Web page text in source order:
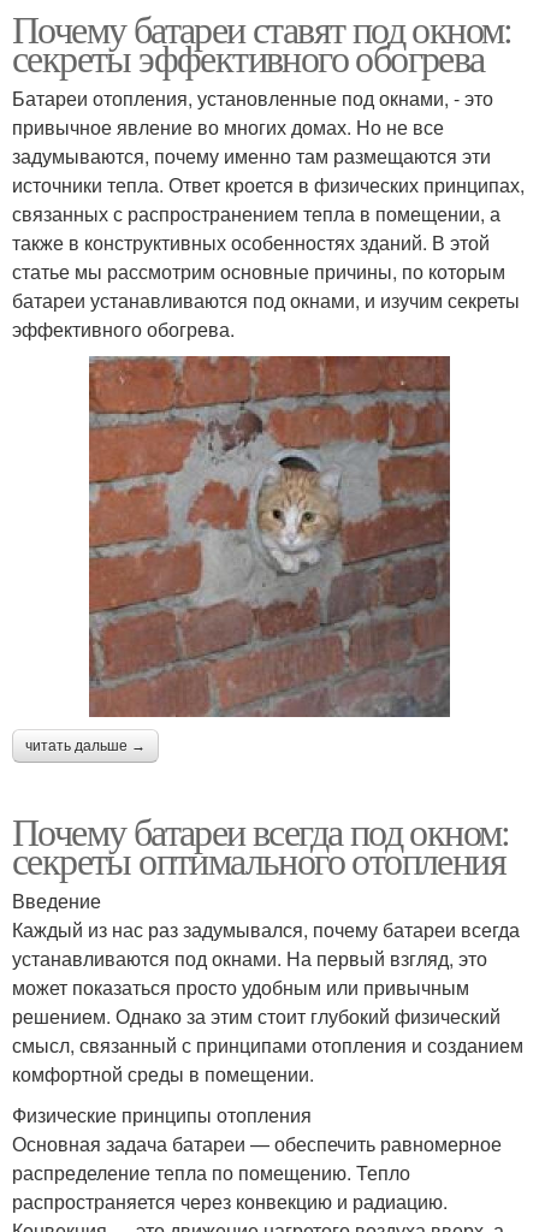
Почему батареи ставят под окном:
секреты эффективного обогрева
Батареи отопления, установленные под окнами, - это
привычное явление во многих домах. Но не все
задумываются, почему именно там размещаются эти
источники тепла. Ответ кроется в физических принципах,
связанных с распространением тепла в помещении, а
также в конструктивных особенностях зданий. В этой
статье мы рассмотрим основные причины, по которым
батареи устанавливаются под окнами, и изучим секреты
эффективного обогрева.
читать дальше →
Почему батареи всегда под окном:
секреты оптимального отопления
Введение
Каждый из нас раз задумывался, почему батареи всегда
устанавливаются под окнами. На первый взгляд, это
может показаться просто удобным или привычным
решением. Однако за этим стоит глубокий физический
смысл, связанный с принципами отопления и созданием
комфортной среды в помещении.
Физические принципы отопления
Основная задача батареи — обеспечить равномерное
распределение тепла по помещению. Тепло
распространяется через конвекцию и радиацию.